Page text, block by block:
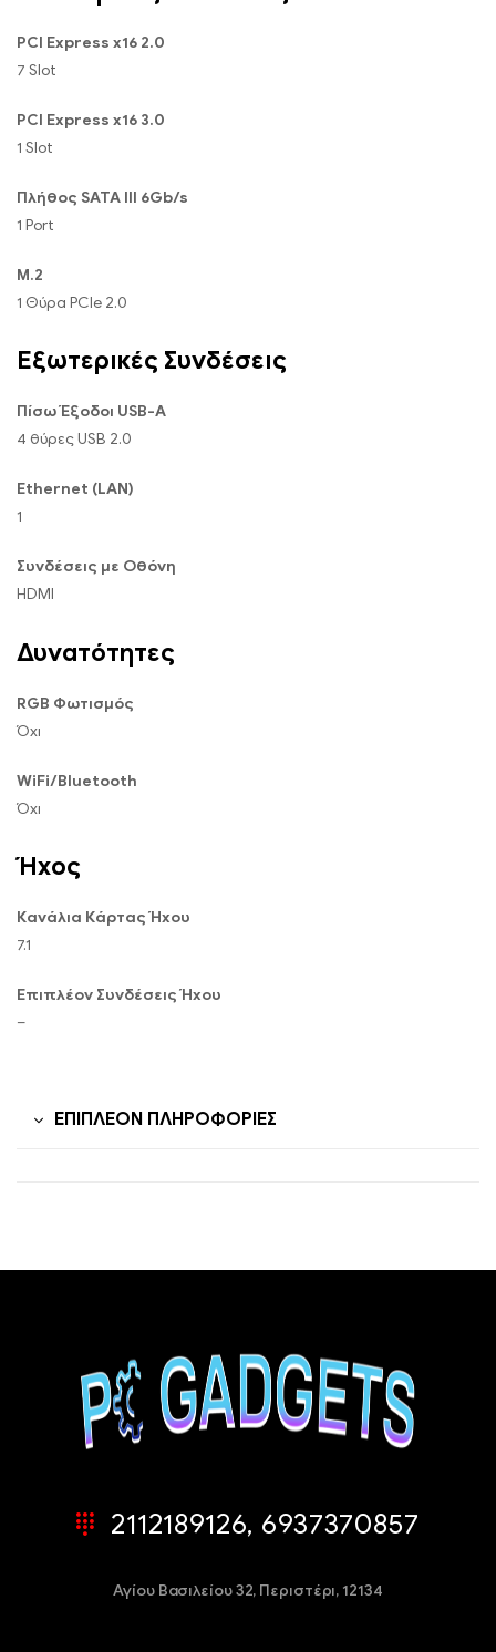
PCI Express x16 2.0
7 Slot
PCI Express x16 3.0
1 Slot
Πλήθος SATA III 6Gb/s
1 Port
M.2
1 Θύρα PCIe 2.0
Εξωτερικές Συνδέσεις
Πίσω Έξοδοι USB-A
4 θύρες USB 2.0
Ethernet (LAN)
1
Συνδέσεις με Οθόνη
HDMI
Δυνατότητες
RGB Φωτισμός
Όχι
WiFi/Bluetooth
Όχι
Ήχος
Κανάλια Κάρτας Ήχου
7.1
Επιπλέον Συνδέσεις Ήχου
–
ΕΠΙΠΛΈΟΝ ΠΛΗΡΟΦΟΡΊΕΣ
2112189126, 6937370857
Αγίου Βασιλείου 32, Περιστέρι, 12134